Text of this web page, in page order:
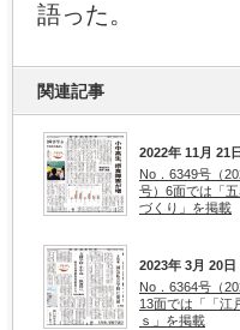
語った。
関連記事
2022年 11月 21日
No．6349号（
号）6面では「
づくり」を掲載
2023年 3月 20日
No．6364号（
13面では「「江
ｓ」を掲載